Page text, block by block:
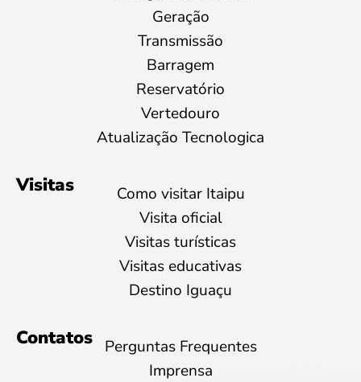
Geração
Transmissão
Barragem
Reservatório
Vertedouro
Atualização Tecnologica
Visitas
Como visitar Itaipu
Visita oficial
Visitas turísticas
Visitas educativas
Destino Iguaçu
Contatos
Perguntas Frequentes
Imprensa